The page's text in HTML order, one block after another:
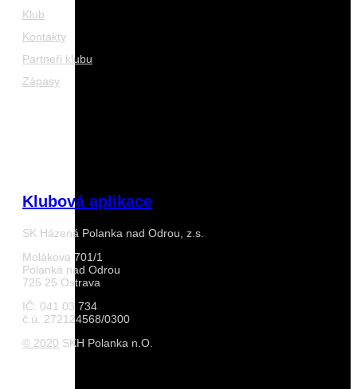
Klub
Kontakty
Partneři klubu
Zápasy
Klubová aplikace
SK Házená Polanka nad Odrou, z.s.
Molákova 701/1
Polanka nad Odrou
725 25 Ostrava
IČ: 041 03 734
č.ú. 272124568/0300
© 2020 SKH Polanka n.O.